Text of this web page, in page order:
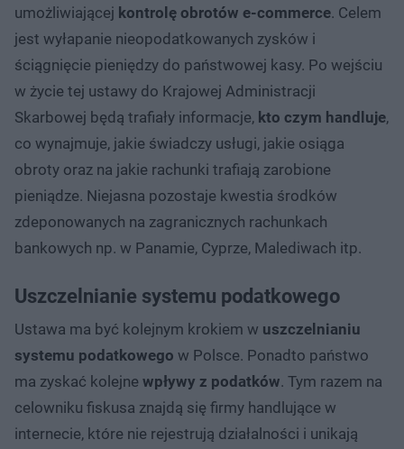
umożliwiającej kontrolę obrotów e-commerce. Celem
jest wyłapanie nieopodatkowanych zysków i
ściągnięcie pieniędzy do państwowej kasy. Po wejściu
w życie tej ustawy do Krajowej Administracji
Skarbowej będą trafiały informacje, kto czym handluje,
co wynajmuje, jakie świadczy usługi, jakie osiąga
obroty oraz na jakie rachunki trafiają zarobione
pieniądze. Niejasna pozostaje kwestia środków
zdeponowanych na zagranicznych rachunkach
bankowych np. w Panamie, Cyprze, Malediwach itp.
Uszczelnianie systemu podatkowego
Ustawa ma być kolejnym krokiem w uszczelnianiu
systemu podatkowego w Polsce. Ponadto państwo
ma zyskać kolejne wpływy z podatków. Tym razem na
celowniku fiskusa znajdą się firmy handlujące w
internecie, które nie rejestrują działalności i unikają